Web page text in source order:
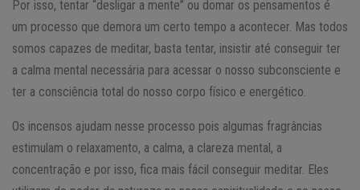
Por isso, tentar “desligar a mente” ou domar os pensamentos é
um processo que demora um certo tempo a acontecer. Mas todos
somos capazes de meditar, basta tentar, insistir até conseguir ter
a calma mental necessária para acessar o nosso subconsciente e
ter a consciência total do nosso corpo físico e energético.
Os incensos ajudam nesse processo pois algumas fragrâncias
estimulam o relaxamento, a calma, a clareza mental, a
concentração e por isso, fica mais fácil conseguir meditar. Eles